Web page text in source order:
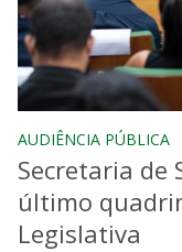
AUDIÊNCIA PÚBLICA
Secretaria de
último
Legislativa